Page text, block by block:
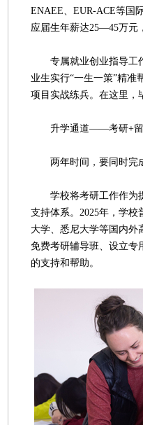
ENAEE、EUR-ACE等国
应届生年薪达25—45万元
专属就业创业指导工作
业生实行“一生一策”精准
项目实战练兵。在这里，
升学通道——考研+留
两年时间，要同时完成
学校将考研工作作为提
支持体系。2025年，学校
大学、悉尼大学等国内外
免费考研辅导班、设立专
的支持和帮助。